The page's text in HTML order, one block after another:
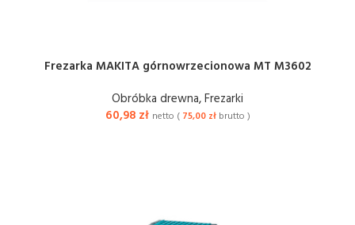
Frezarka MAKITA górnowrzecionowa MT M3602
Obróbka drewna,Frezarki
60,98 zł netto ( 75,00 złbrutto )